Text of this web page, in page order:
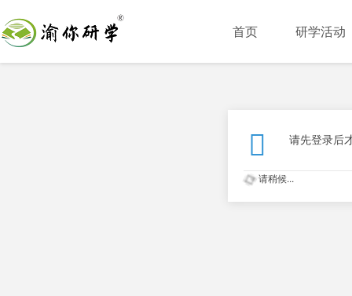
首页 研学活动
请先登录后
请稍候...